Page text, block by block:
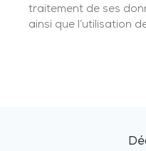
traitement de ses
ainsi que l’utilisation